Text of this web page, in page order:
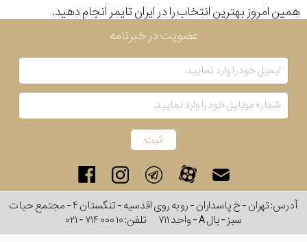
همین امروز بهترین انتخاب را در ایران تایمر انجام دهید.
رفته
در
ساعت
اصالت
عضویت در خبرنامه
آدرس: تهران - خ پاسداران - رو به روی اقدسیه - تنگستان ۴ - مجتمع حیات
سبز - بال A - واحد ۷۱۱
تلفن:۰۲۱ - ۷۱۴ ۰۰۰ ۱۰